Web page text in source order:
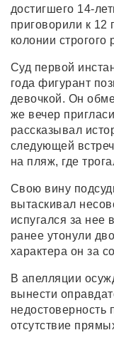
достигшего 14-
приговорили к
колонии строгого
Суд первой
года фигурант
девочкой. Он
же вечер
рассказывал
следующей
на пляж, где
Свою вину
вытаскивал
испугался за нее
ранее утонули
характера он за
В апелляции
вынести
недостоверность
отсутствие